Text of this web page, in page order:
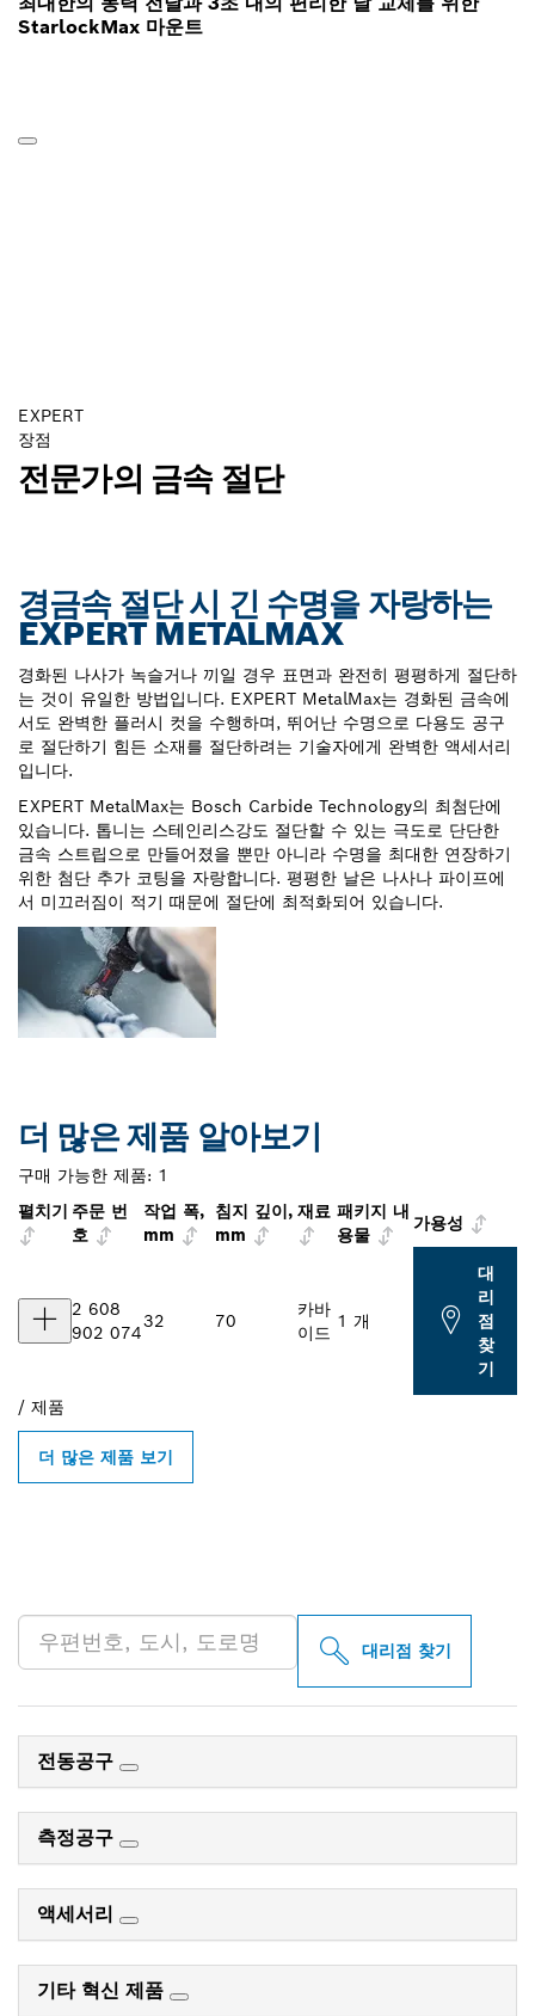
StarlockMax 마운트
EXPERT
장점
전문가의 금속 절단
경금속 절단 시 긴 수명을 자랑하는
EXPERT METALMAX
경화된 나사가 녹슬거나 끼일 경우 표면과 완전히 평평하게 절단하
는 것이 유일한 방법입니다. EXPERT MetalMax는 경화된 금속에
서도 완벽한 플러시 컷을 수행하며, 뛰어난 수명으로 다용도 공구
로 절단하기 힘든 소재를 절단하려는 기술자에게 완벽한 액세서리
입니다.
EXPERT MetalMax는 Bosch Carbide Technology의 최첨단에
있습니다. 톱니는 스테인리스강도 절단할 수 있는 극도로 단단한
금속 스트립으로 만들어졌을 뿐만 아니라 수명을 최대한 연장하기
위한 첨단 추가 코팅을 자랑합니다. 평평한 날은 나사나 파이프에
서 미끄러짐이 적기 때문에 절단에 최적화되어 있습니다.
더 많은 제품 알아보기
구매 가능한 제품: 1
펼치기 주문 번
호
작업 폭,
mm
침지 깊이,
mm
재료 패키지 내
용물
가용성
2 608
902 074
32 70
카바
이드
1 개
대
리
점
찾
기
/ 제품
더 많은 제품 보기
대리점 찾기
전동공구
측정공구
액세서리
기타 혁신 제품